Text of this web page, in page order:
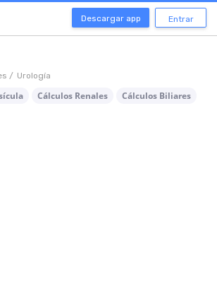
Descargar app Entrar
/ Urología
Cálculos Renales
Cálculos Biliares